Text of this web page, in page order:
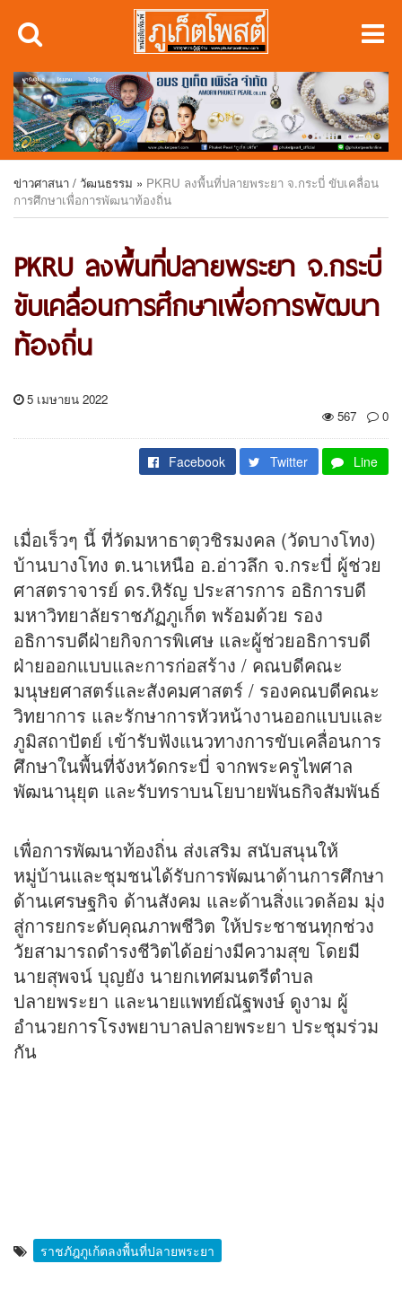
ข่าวศาสนา / วัฒนธรรม » PKRU ลงพื้นที่ปลายพระยา จ.กระบี่ ขับเคลื่อน
การศึกษาเพื่อการพัฒนาท้องถิ่น
PKRU ลงพื้นที่ปลายพระยา จ.กระบี่
ขับเคลื่อนการศึกษาเพื่อการพัฒนา
ท้องถิ่น
5 เมษายน 2022
567
0
Facebook Twitter Line
เมื่อเร็วๆ นี้ ที่วัดมหาธาตุวชิรมงคล (วัดบางโทง)
บ้านบางโทง ต.นาเหนือ อ.อ่าวลึก จ.กระบี่ ผู้ช่วย
ศาสตราจารย์ ดร.หิรัญ ประสารการ อธิการบดี
มหาวิทยาลัยราชภัฏภูเก็ต พร้อมด้วย รอง
อธิการบดีฝ่ายกิจการพิเศษ และผู้ช่วยอธิการบดี
ฝ่ายออกแบบและการก่อสร้าง / คณบดีคณะ
มนุษยศาสตร์และสังคมศาสตร์ / รองคณบดีคณะ
วิทยาการ และรักษาการหัวหน้างานออกแบบและ
ภูมิสถาปัตย์ เข้ารับฟังแนวทางการขับเคลื่อนการ
ศึกษาในพื้นที่จังหวัดกระบี่ จากพระครูไพศาล
พัฒนานุยุต และรับทราบนโยบายพันธกิจสัมพันธ์
เพื่อการพัฒนาท้องถิ่น ส่งเสริม สนับสนุนให้
หมู่บ้านและชุมชนได้รับการพัฒนาด้านการศึกษา
ด้านเศรษฐกิจ ด้านสังคม และด้านสิ่งแวดล้อม มุ่ง
สู่การยกระดับคุณภาพชีวิต ให้ประชาชนทุกช่วง
วัยสามารถดำรงชีวิตได้อย่างมีความสุข โดยมี
นายสุพจน์ บุญยัง นายกเทศมนตรีตำบล
ปลายพระยา และนายแพทย์ณัฐพงษ์ ดูงาม ผู้
อำนวยการโรงพยาบาลปลายพระยา ประชุมร่วม
กัน
ราชภัฎภูเก้ตลงพื้นที่ปลายพระยา